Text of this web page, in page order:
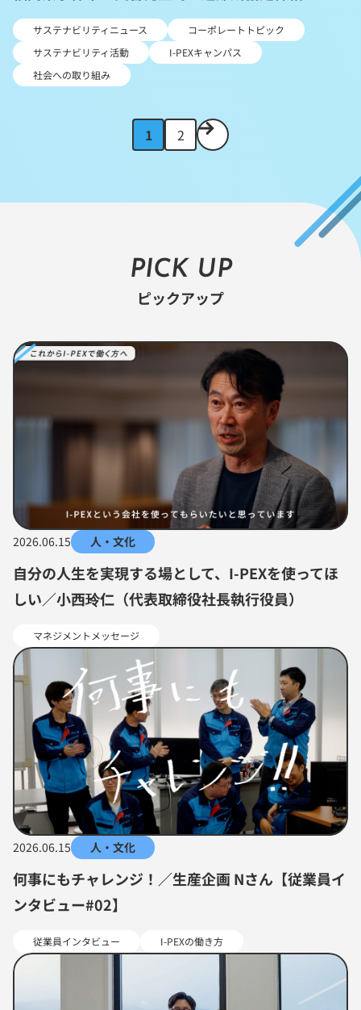
サステナビリティニュース
コーポレートトピック
サステナビリティ活動
I-PEXキャンパス
社会への取り組み
1 2
次
の
ジ
PICK UP
ピックアップ
2026.06.15 人・文化
自分の人生を実現する場として、I-PEXを使ってほ
しい／小西玲仁（代表取締役社長執行役員）
マネジメントメッセージ
2026.06.15 人・文化
何事にもチャレンジ！／生産企画 Nさん【従業員イ
ンタビュー#02】
従業員インタビュー I-PEXの働き方